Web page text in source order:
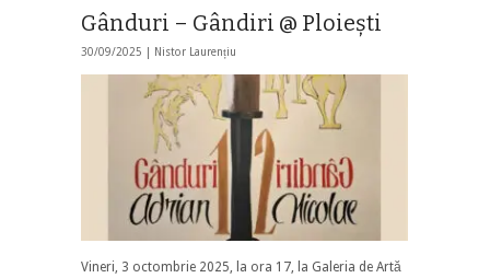
Gânduri – Gândiri @ Ploieşti
30/09/2025 | Nistor Laurențiu
Vineri, 3 octombrie 2025, la ora 17, la Galeria de Artă